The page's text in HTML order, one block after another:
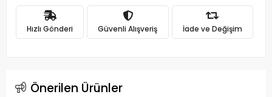
Hızlı Gönderi Güvenli Alışveriş İade ve Değişim
Önerilen Ürünler